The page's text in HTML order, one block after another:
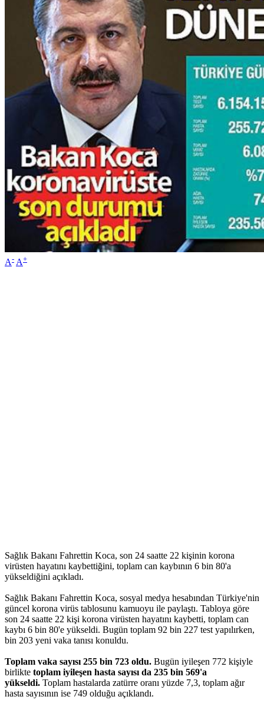
A- A+
Sağlık Bakanı Fahrettin Koca, son 24 saatte 22 kişinin korona
virüsten hayatını kaybettiğini, toplam can kaybının 6 bin 80'a
yükseldiğini açıkladı.
Sağlık Bakanı Fahrettin Koca, sosyal medya hesabından Türkiye'nin
güncel korona virüs tablosunu kamuoyu ile paylaştı. Tabloya göre
son 24 saatte 22 kişi korona virüsten hayatını kaybetti, toplam can
kaybı 6 bin 80'e yükseldi. Bugün toplam 92 bin 227 test yapılırken,
bin 203 yeni vaka tanısı konuldu.
Toplam vaka sayısı 255 bin 723 oldu. Bugün iyileşen 772 kişiyle
birlikte toplam iyileşen hasta sayısı da 235 bin 569'a
yükseldi. Toplam hastalarda zatürre oranı yüzde 7,3, toplam ağır
hasta sayısının ise 749 olduğu açıklandı.